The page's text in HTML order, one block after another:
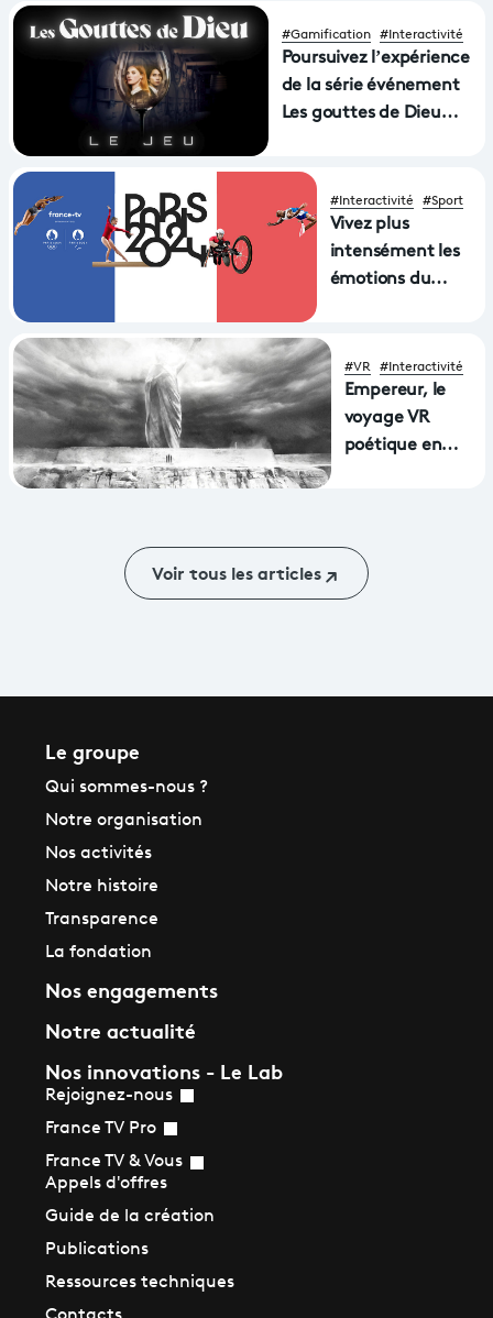
#Gamification #Interactivité
Poursuivez l’expérience
de la série événement
Les gouttes de Dieu
#Interactivité #Sport
Vivez plus
intensément les
émotions du
de Paris 2024 sur
France TV & Vous
#VR #Interactivité
Empereur, le
voyage VR
poétique en
Voir tous les articles
Le groupe
Qui sommes-nous ?
Notre organisation
Nos activités
Notre histoire
Transparence
La fondation
Nos engagements
Notre actualité
Nos innovations - Le Lab
Rejoignez-nous
France TV Pro
France TV & Vous
Appels d'offres
Guide de la création
Publications
Ressources techniques